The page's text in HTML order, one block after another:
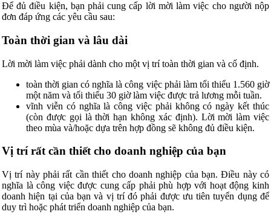
Để đủ điều kiện, bạn phải cung cấp lời mời làm việc cho người nộp
đơn đáp ứng các yêu cầu sau:
Toàn thời gian và lâu dài
Lời mời làm việc phải dành cho một vị trí toàn thời gian và cố định.
toàn thời gian có nghĩa là công việc phải làm tối thiểu 1.560 giờ
một năm và tối thiểu 30 giờ làm việc được trả lương mỗi tuần.
vĩnh viễn có nghĩa là công việc phải không có ngày kết thúc
(còn được gọi là thời hạn không xác định). Lời mời làm việc
theo mùa và/hoặc dựa trên hợp đồng sẽ không đủ điều kiện.
Vị trí rất cần thiết cho doanh nghiệp của bạn
Vị trí này phải rất cần thiết cho doanh nghiệp của bạn. Điều này có
nghĩa là công việc được cung cấp phải phù hợp với hoạt động kinh
doanh hiện tại của bạn và vị trí đó phải được ưu tiên tuyển dụng để
duy trì hoặc phát triển doanh nghiệp của bạn.